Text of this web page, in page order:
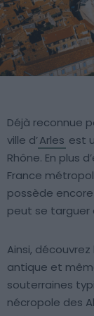
Déjà reconnue
ville d’Arles est
Rhône. En plus
France
possède
peut se targuer
Ainsi,
antique et
souterraines
nécropole des